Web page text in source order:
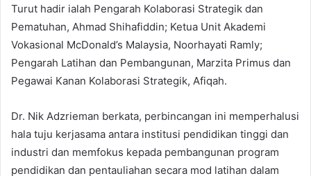
Turut hadir ialah Pengarah Kolaborasi Strategik dan
Pematuhan, Ahmad Shihafiddin; Ketua Unit Akademi
Vokasional McDonald’s Malaysia, Noorhayati Ramly;
Pengarah Latihan dan Pembangunan, Marzita Primus dan
Pegawai Kanan Kolaborasi Strategik, Afiqah.
Dr. Nik Adzrieman berkata, perbincangan ini memperhalusi
hala tuju kerjasama antara institusi pendidikan tinggi dan
industri dan memfokus kepada pembangunan program
pendidikan dan pentauliahan secara mod latihan dalam